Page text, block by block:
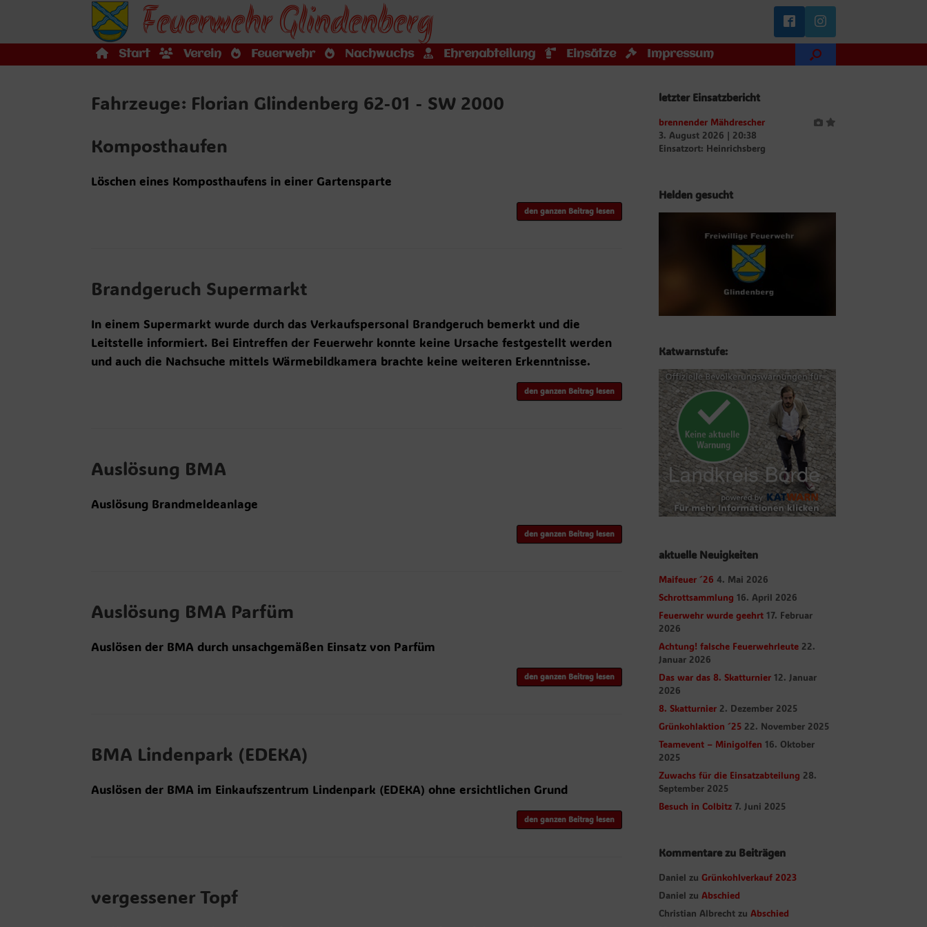
Feuerwehr Glindenberg
Start Verein Feuerwehr Nachwuchs Ehrenabteilung Einsätze Impressum
Fahrzeuge: Florian Glindenberg 62-01 - SW 2000
Komposthaufen
Löschen eines Komposthaufens in einer Gartensparte
den ganzen Beitrag lesen
Brandgeruch Supermarkt
In einem Supermarkt wurde durch das Verkaufspersonal Brandgeruch bemerkt und die
Leitstelle informiert. Bei Eintreffen der Feuerwehr konnte keine Ursache festgestellt werden
und auch die Nachsuche mittels Wärmebildkamera brachte keine weiteren Erkenntnisse.
den ganzen Beitrag lesen
Auslösung BMA
Auslösung Brandmeldeanlage
den ganzen Beitrag lesen
Auslösung BMA Parfüm
Auslösen der BMA durch unsachgemäßen Einsatz von Parfüm
den ganzen Beitrag lesen
BMA Lindenpark (EDEKA)
Auslösen der BMA im Einkaufszentrum Lindenpark (EDEKA) ohne ersichtlichen Grund
den ganzen Beitrag lesen
vergessener Topf
letzter Einsatzbericht
brennender Mähdrescher
3. August 2026 | 20:38
Einsatzort: Heinrichsberg
Helden gesucht
Katwarnstufe:
aktuelle Neuigkeiten
Maifeuer ´26 4. Mai 2026
Schrottsammlung 16. April 2026
Feuerwehr wurde geehrt 17. Februar
2026
Achtung! falsche Feuerwehrleute 22.
Januar 2026
Das war das 8. Skatturnier 12. Januar
2026
8. Skatturnier 2. Dezember 2025
Grünkohlaktion ´25 22. November 2025
Teamevent – Minigolfen 16. Oktober
2025
Zuwachs für die Einsatzabteilung 28.
September 2025
Besuch in Colbitz 7. Juni 2025
Kommentare zu Beiträgen
Daniel zuGrünkohlverkauf 2023
Daniel zuAbschied
Christian Albrecht zuAbschied